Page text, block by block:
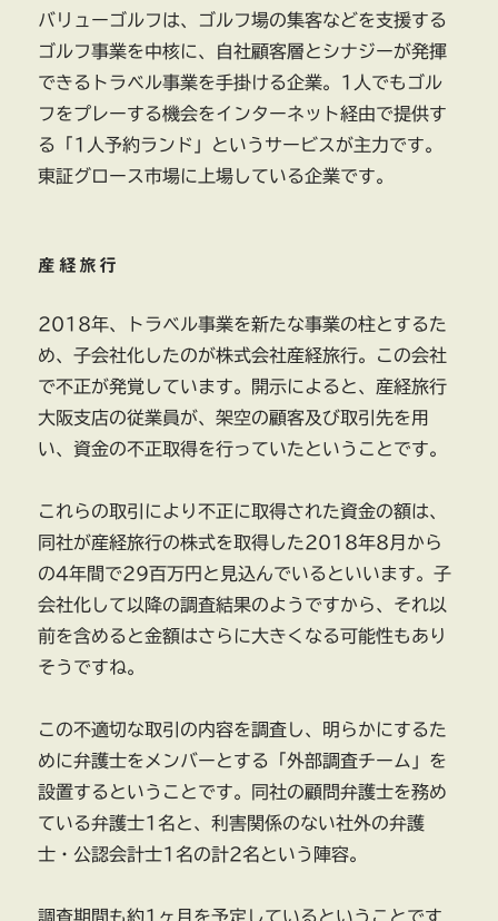
バリューゴルフは、ゴルフ場の集客などを支援する
ゴルフ事業を中核に、自社顧客層とシナジーが発揮
できるトラベル事業を手掛ける企業。1人でもゴル
フをプレーする機会をインターネット経由で提供す
る「1人予約ランド」というサービスが主力です。
東証グロース市場に上場している企業です。
産経旅行
2018年、トラベル事業を新たな事業の柱とするた
め、子会社化したのが株式会社産経旅行。この会社
で不正が発覚しています。開示によると、産経旅行
大阪支店の従業員が、架空の顧客及び取引先を用
い、資金の不正取得を行っていたということです。
これらの取引により不正に取得された資金の額は、
同社が産経旅行の株式を取得した2018年8月から
の4年間で29百万円と見込んでいるといいます。子
会社化して以降の調査結果のようですから、それ以
前を含めると金額はさらに大きくなる可能性もあり
そうですね。
この不適切な取引の内容を調査し、明らかにするた
めに弁護士をメンバーとする「外部調査チーム」を
設置するということです。同社の顧問弁護士を務め
ている弁護士1名と、利害関係のない社外の弁護
士・公認会計士1名の計2名という陣容。
調査期間も約1ヶ月を予定しているということです